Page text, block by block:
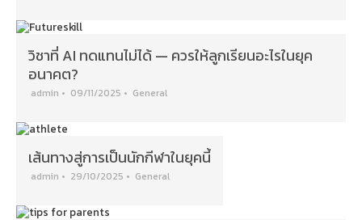
วิชาที่ AI ทดแทนไม่ได้ — ควรให้ลูกเรียนอะไรในยุค
อนาคต?
admin • 09/11/2025 • General
เส้นทางสู่การเป็นนักกีฬาในยุคนี้
admin • 29/10/2025 • General